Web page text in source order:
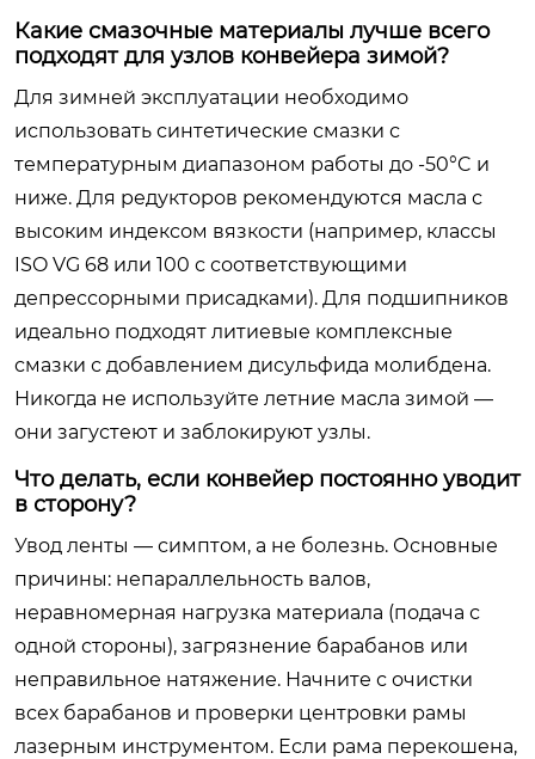
Какие смазочные материалы лучше всего
подходят для узлов конвейера зимой?
Для зимней эксплуатации необходимо
использовать синтетические смазки с
температурным диапазоном работы до -50°C и
ниже. Для редукторов рекомендуются масла с
высоким индексом вязкости (например, классы
ISO VG 68 или 100 с соответствующими
депрессорными присадками). Для подшипников
идеально подходят литиевые комплексные
смазки с добавлением дисульфида молибдена.
Никогда не используйте летние масла зимой —
они загустеют и заблокируют узлы.
Что делать, если конвейер постоянно уводит
в сторону?
Увод ленты — симптом, а не болезнь. Основные
причины: непараллельность валов,
неравномерная нагрузка материала (подача с
одной стороны), загрязнение барабанов или
неправильное натяжение. Начните с очистки
всех барабанов и проверки центровки рамы
лазерным инструментом. Если рама перекошена,